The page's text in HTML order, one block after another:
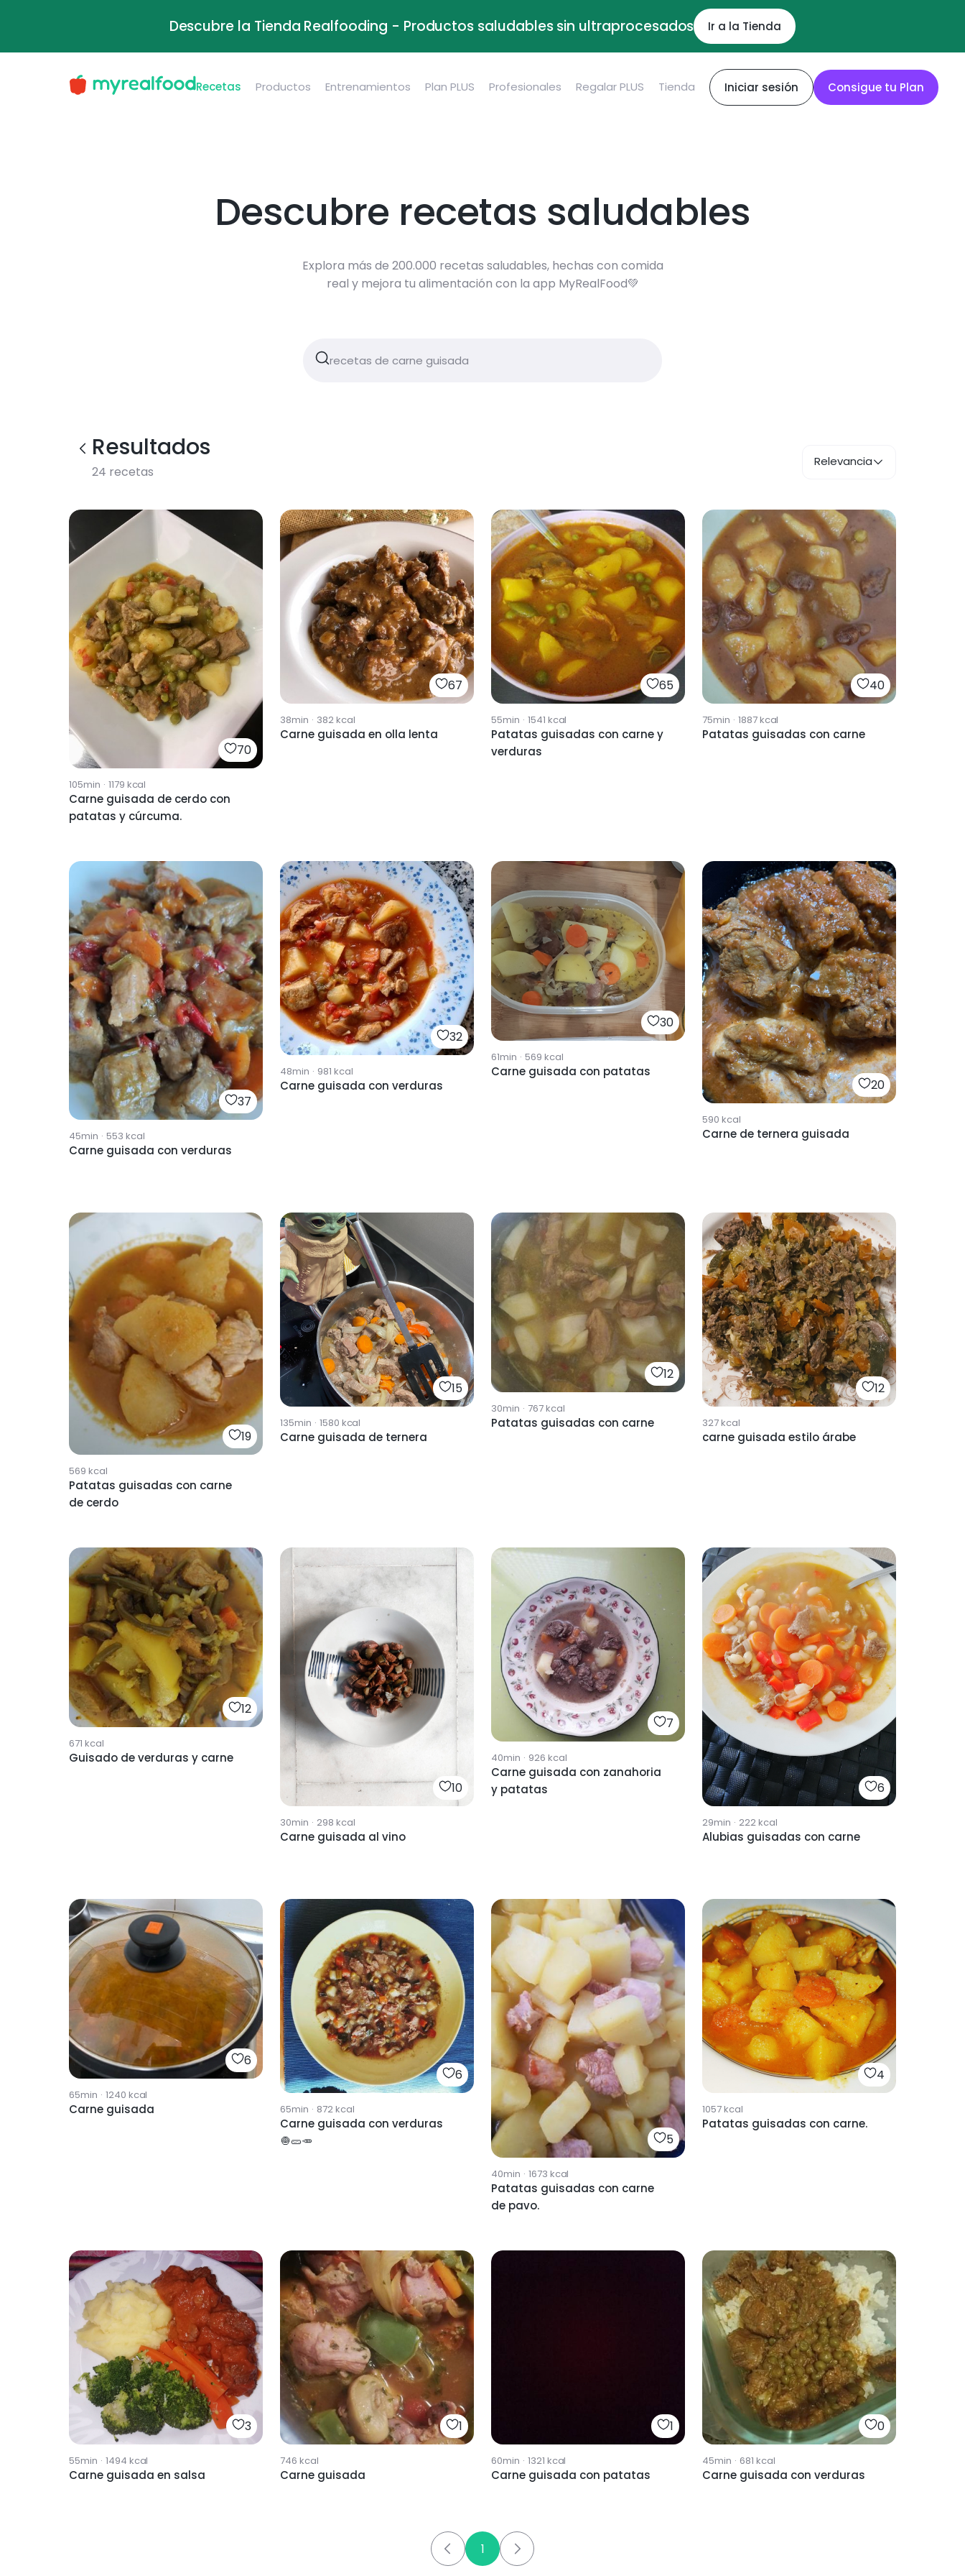
Descubre la Tienda Realfooding - Productos saludables sin ultraprocesados Ir a la Tienda
Recetas Productos Entrenamientos Plan PLUS Profesionales Regalar PLUS Tienda Iniciar sesión Consigue tu Plan
Descubre recetas saludables
Explora más de 200.000 recetas saludables, hechas con comida
real y mejora tu alimentación con la app MyRealFood💚
Resultados
24 recetas
Relevancia
70
105min · 1179 kcal
Carne guisada de cerdo con
patatas y cúrcuma.
67
38min · 382kcal
Carne guisada en olla lenta
65
55min · 1541 kcal
Patatas guisadas con carne y
verduras
40
75min · 1887kcal
Patatas guisadas con carne
37
45min · 553 kcal
Carne guisada con verduras
32
48min · 981 kcal
Carne guisada con verduras
30
61min · 569 kcal
Carne guisada con patatas
20
590 kcal
Carne de ternera guisada
19
569 kcal
Patatas guisadas con carne
de cerdo
15
135min · 1580 kcal
Carne guisada de ternera
12
30min · 767kcal
Patatas guisadas con carne
12
327kcal
carne guisada estilo árabe
12
671 kcal
Guisado de verduras y carne
10
30min · 298 kcal
Carne guisada al vino
7
40min · 926 kcal
Carne guisada con zanahoria
y patatas
6
29min · 222kcal
Alubias guisadas con carne
6
65min · 1240 kcal
Carne guisada
6
65min · 872kcal
Carne guisada con verduras
🧅🥒🥕
5
40min · 1673 kcal
Patatas guisadas con carne
de pavo.
4
1057kcal
Patatas guisadas con carne.
3
55min · 1494 kcal
Carne guisada en salsa
1
746 kcal
Carne guisada
1
60min · 1321 kcal
Carne guisada con patatas
0
45min · 681 kcal
Carne guisada con verduras
1